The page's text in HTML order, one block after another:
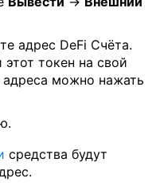
адрес DeFi Счёта.
токен на свой
адреса можно нажать
средства будут